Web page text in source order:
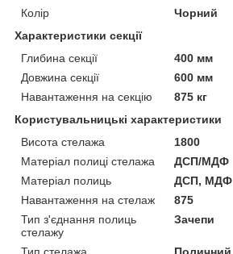
Колір
Чорний
Характеристики секції
Глибина секції
400 мм
Довжина секції
600 мм
Навантаження на секцію
875 кг
Користувальницькі характеристики
Висота стелажа
1800
Матеріал полиці стелажа
ДСП/МДФ
Матеріал полиць
ДСП, МДФ
Навантаження на стелаж
875
Тип з'єднання полиць
стелажу
Зачепи
Тип стелажа Поличний